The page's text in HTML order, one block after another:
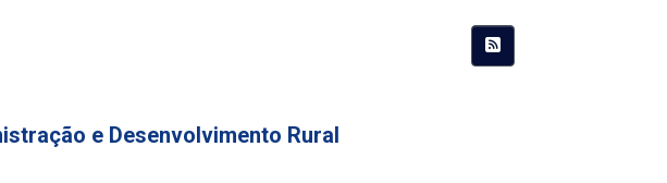
e Desenvolvimento Rural